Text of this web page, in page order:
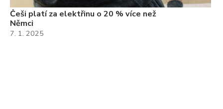
Češi platí za elektřinu o 20 % více než
Němci
7. 1. 2025